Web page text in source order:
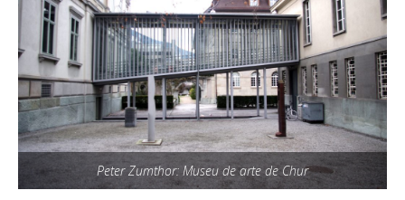
Peter Zumthor: Museu de arte de Chur